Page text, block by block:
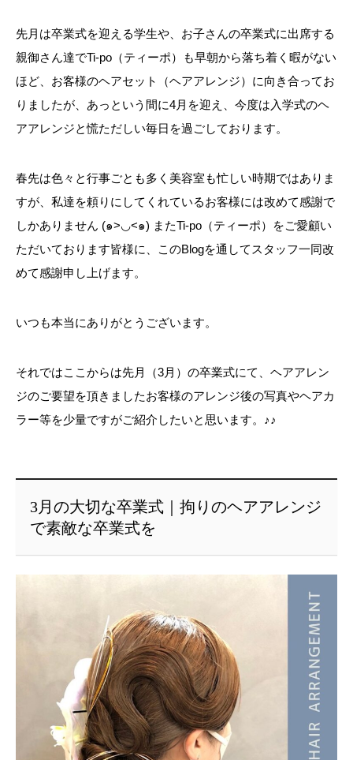
先月は卒業式を迎える学生や、お子さんの卒業式に出席する
親御さん達でTi-po（ティーポ）も早朝から落ち着く暇がない
ほど、お客様のヘアセット（ヘアアレンジ）に向き合ってお
りましたが、あっという間に4月を迎え、今度は入学式のヘ
アアレンジと慌ただしい毎日を過ごしております。
春先は色々と行事ごとも多く美容室も忙しい時期ではありま
すが、私達を頼りにしてくれているお客様には改めて感謝で
しかありません (๑>◡<๑) またTi-po（ティーポ）をご愛顧い
ただいております皆様に、このBlogを通してスタッフ一同改
めて感謝申し上げます。
いつも本当にありがとうございます。
それではここからは先月（3月）の卒業式にて、ヘアアレン
ジのご要望を頂きましたお客様のアレンジ後の写真やヘアカ
ラー等を少量ですがご紹介したいと思います。♪♪
3月の大切な卒業式｜拘りのヘアアレンジ
で素敵な卒業式を